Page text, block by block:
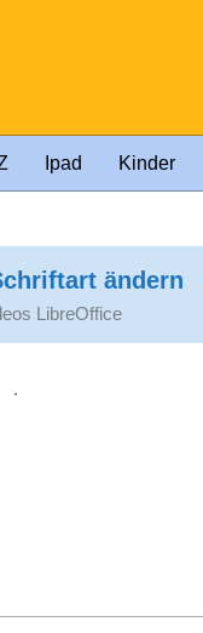
Ipad Kinder
ändern
LibreOffice
.